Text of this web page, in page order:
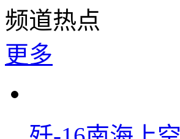
频道热点
更多